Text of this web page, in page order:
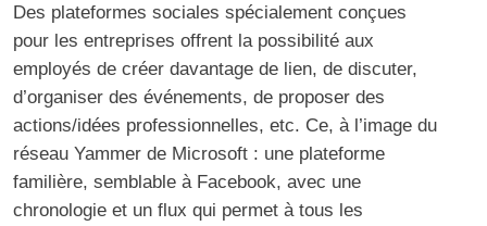
Des plateformes sociales spécialement conçues
pour les entreprises offrent la possibilité aux
employés de créer davantage de lien, de discuter,
d’organiser des événements, de proposer des
actions/idées professionnelles, etc. Ce, à l’image du
réseau Yammer de Microsoft : une plateforme
familière, semblable à Facebook, avec une
chronologie et un flux qui permet à tous les